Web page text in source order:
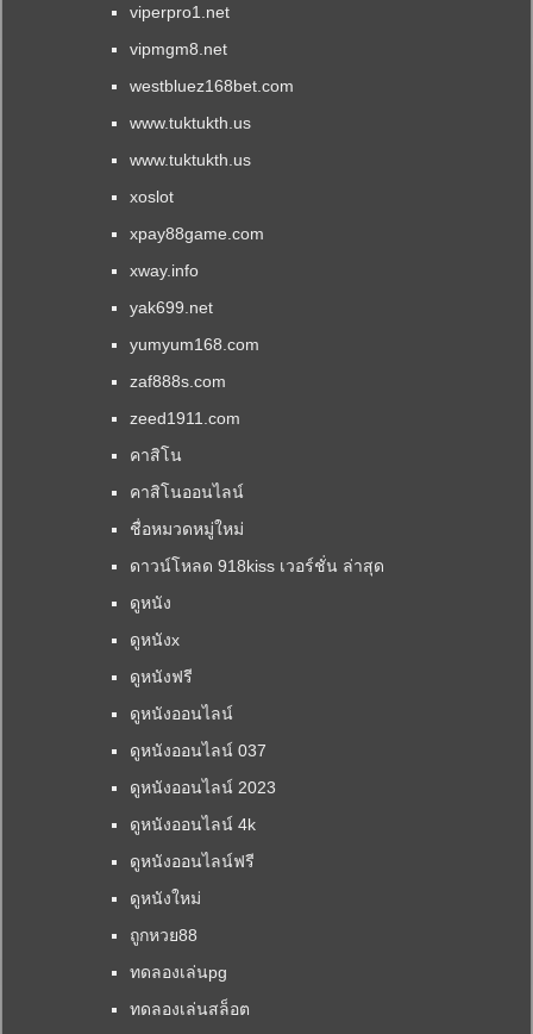
viperpro1.net
vipmgm8.net
westbluez168bet.com
www.tuktukth.us
www.tuktukth.us
xoslot
xpay88game.com
xway.info
yak699.net
yumyum168.com
zaf888s.com
zeed1911.com
คาสิโน
คาสิโนออนไลน์
ชื่อหมวดหมู่ใหม่
ดาวน์โหลด 918kiss เวอร์ชั่น ล่าสุด
ดูหนัง
ดูหนังx
ดูหนังฟรี
ดูหนังออนไลน์
ดูหนังออนไลน์ 037
ดูหนังออนไลน์ 2023
ดูหนังออนไลน์ 4k
ดูหนังออนไลน์ฟรี
ดูหนังใหม่
ถูกหวย88
ทดลองเล่นpg
ทดลองเล่นสล็อต